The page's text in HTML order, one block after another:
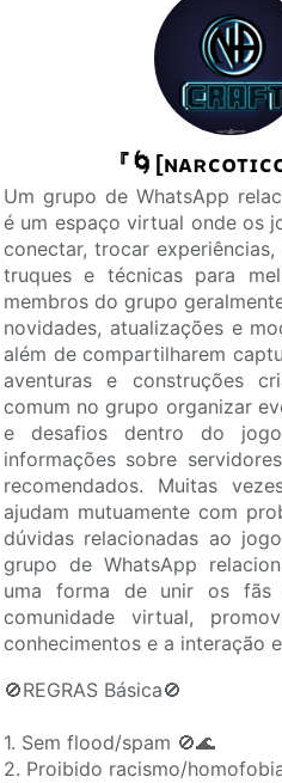
『
Um grupo de WhatsApp
é um espaço virtual onde os
conectar, trocar
truques e técnicas para
membros do grupo
novidades, atualizações e
além de compartilharem
aventuras e construções
comum no grupo organizar
e desafios dentro do
informações sobre
recomendados. Muitas
ajudam mutuamente com
dúvidas relacionadas ao
grupo de WhatsApp
uma forma de unir os
comunidade virtual,
conhecimentos e a interação
🚫REGRAS Básica🚫
1. Sem flood/spam 🚫🌊
2. Proibido racismo/